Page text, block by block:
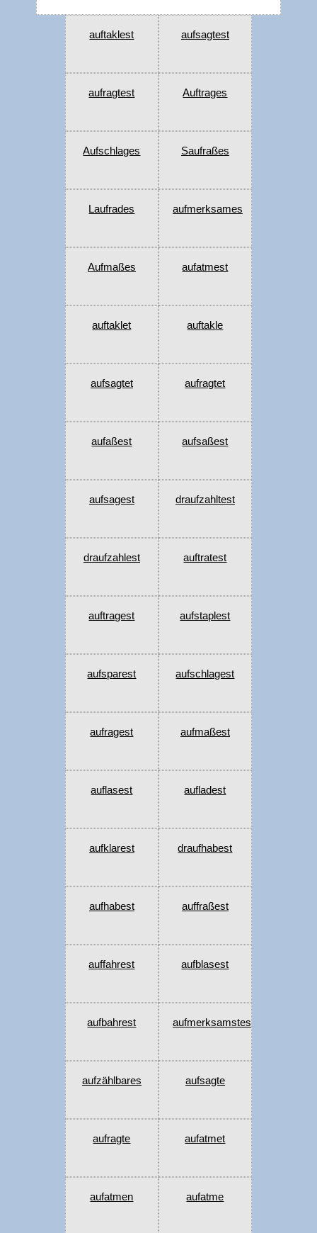
auftaklest aufsagtest
aufragtest Auftrages
Aufschlages Saufraßes
Laufrades aufmerksames
Aufmaßes aufatmest
auftaklet auftakle
aufsagtet aufragtet
aufaßest aufsaßest
aufsagest draufzahltest
draufzahlest auftratest
auftragest aufstaplest
aufsparest aufschlagest
aufragest aufmaßest
auflasest aufladest
aufklarest draufhabest
aufhabest auffraßest
auffahrest aufblasest
aufbahrest aufmerksamstes
aufzählbares aufsagte
aufragte aufatmet
aufatmen aufatme